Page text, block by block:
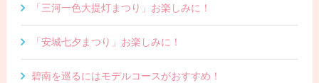
「三河一色大提灯まつり」お楽しみに！
「安城七夕まつり」お楽しみに！
碧南を巡るにはモデルコースがおすすめ！